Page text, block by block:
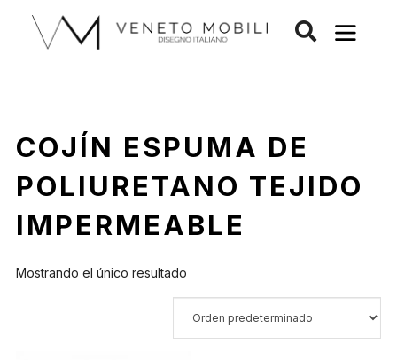
contenido
COJÍN ESPUMA DE
POLIURETANO TEJIDO
IMPERMEABLE
Mostrando el único resultado